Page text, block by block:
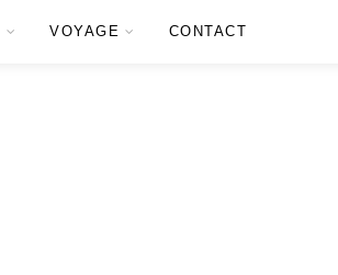
VOYAGE CONTACT